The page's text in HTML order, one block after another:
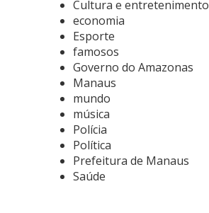
Cultura e entretenimento
economia
Esporte
famosos
Governo do Amazonas
Manaus
mundo
música
Polícia
Política
Prefeitura de Manaus
Saúde